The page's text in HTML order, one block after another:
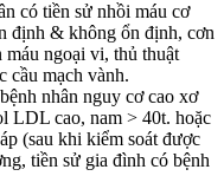
có tiền sử nhồi máu cơ
định & không ổn định, cơn
máu ngoại vi, thủ thuật
cầu mạch vành.
nhân nguy cơ cao xơ
LDL cao, nam > 40t. hoặc
(sau khi kiểm soát được
tiền sử gia đình có bệnh